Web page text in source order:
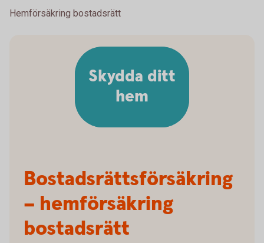
Hemförsäkring bostadsrätt
Bostadsrätts­försäkring
– hemförsäkring
bostadsrätt
Skydda ditt
hem